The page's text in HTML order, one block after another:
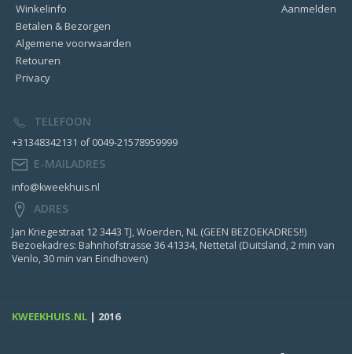
Aanmelden
Winkelinfo
Betalen & Bezorgen
Algemene voorwaarden
Retouren
Privacy
TELEFOON
+31348342131 of 0049-21578959999
E-MAILADRES
info@kweekhuis.nl
ADRES
Jan Kriegestraat 12 3443 TJ, Woerden, NL (GEEN BEZOEKADRES!!)
Bezoekadres: Bahnhofstrasse 36 41334, Nettetal (Duitsland, 2 min van
Venlo, 30 min van Eindhoven)
KWEEKHUIS.NL | 2016